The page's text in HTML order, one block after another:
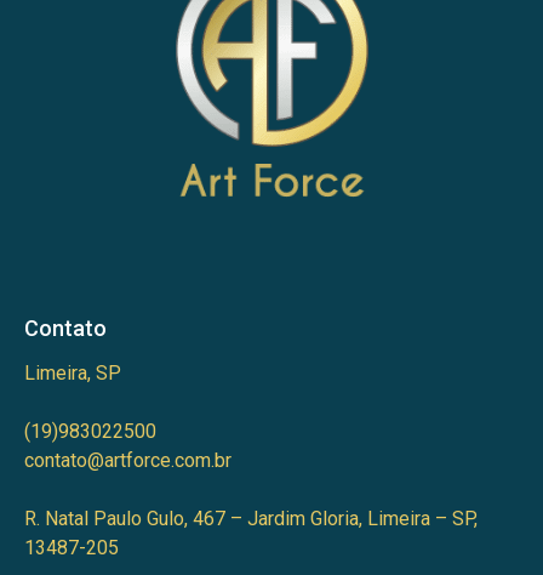
Contato
Limeira, SP
(19)983022500
contato@artforce.com.br
R. Natal Paulo Gulo, 467 – Jardim Gloria, Limeira – SP,
13487-205